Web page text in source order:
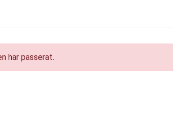
har passerat.